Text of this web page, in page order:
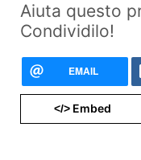
Aiuta questo
Condividilo!
EMAIL
</>Embed